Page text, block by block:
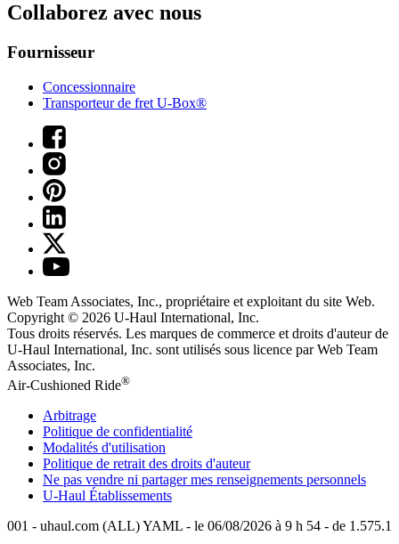
Collaborez avec nous
Fournisseur
Concessionnaire
Transporteur de fret U-Box®
Web Team Associates, Inc., propriétaire et exploitant du site Web.
Copyright © 2026 U-Haul International, Inc.
Tous droits réservés. Les marques de commerce et droits d'auteur de
U-Haul International, Inc. sont utilisés sous licence par Web Team
Associates, Inc.
Air-Cushioned Ride®
Arbitrage
Politique de confidentialité
Modalités d'utilisation
Politique de retrait des droits d'auteur
Ne pas vendre ni partager mes renseignements personnels
U-Haul Établissements
001 - uhaul.com (ALL) YAML - le 06/08/2026 à 9 h 54 - de 1.575.1